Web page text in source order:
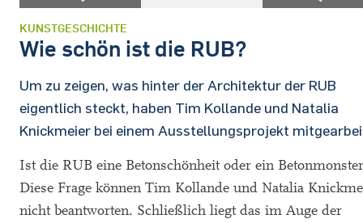
KUNSTGESCHICHTE
Wie schön ist die RUB?
Um zu zeigen, was hinter der Architektur der RUB
eigentlich steckt, haben Tim Kollande und Natalia
Knickmeier bei einem Ausstellungsprojekt
Ist die RUB eine Betonschönheit oder ein
Diese Frage können Tim Kollande und Natalia
nicht beantworten. Schließlich liegt das im Auge der